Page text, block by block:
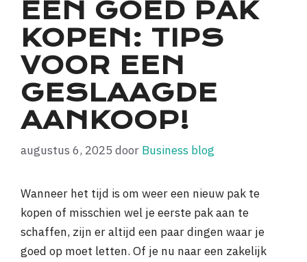
EEN GOED PAK
KOPEN: TIPS
VOOR EEN
GESLAAGDE
AANKOOP!
augustus 6, 2025 door Business blog
Wanneer het tijd is om weer een nieuw pak te
kopen of misschien wel je eerste pak aan te
schaffen, zijn er altijd een paar dingen waar je
goed op moet letten. Of je nu naar een zakelijk